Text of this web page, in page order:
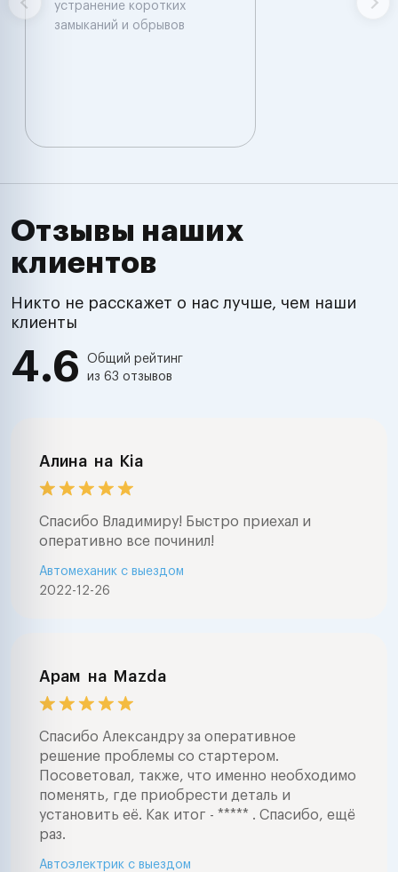
устранение коротких
замыканий и обрывов
Отзывы наших
клиентов
Никто не расскажет о нас лучше, чем наши
клиенты
4.6
Общий рейтинг
из 63 отзывов
Алина на Kia
Спасибо Владимиру! Быстро приехал и
оперативно все починил!
2022-12-26
Автомеханик с выездом
Арам на Mazda
Спасибо Александру за оперативное
решение проблемы со стартером.
Посоветовал, также, что именно необходимо
поменять, где приобрести деталь и
установить её. Как итог - ***** . Спасибо, ещё
раз.
Автоэлектрик с выездом